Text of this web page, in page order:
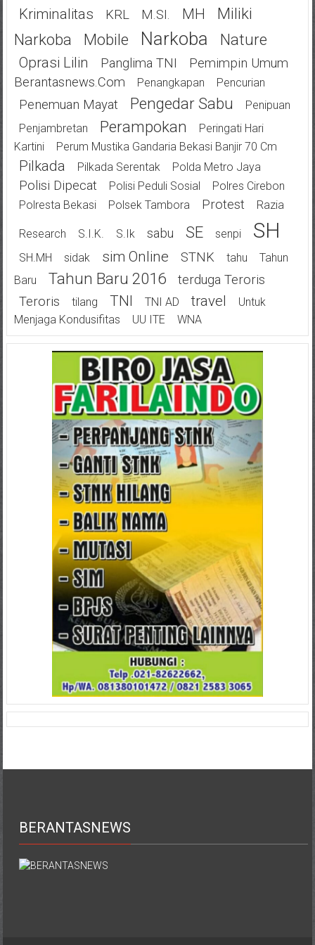
Kriminalitas KRL M.SI. MH
Miliki
Narkoba
Mobile Narkoba Nature
Oprasi Lilin Panglima TNI
Pemimpin Umum
Berantasnews.com
Penangkapan Pencurian
Penemuan Mayat Pengedar Sabu
Penipuan
Penjambretan
Perampokan
Peringati Hari
Kartini
Perum Mustika Gandaria Bekasi Banjir 70 Cm
Pilkada Pilkada Serentak Polda Metro Jaya
Polisi Dipecat Polisi Peduli Sosial
Polres Cirebon
Polresta Bekasi
Polsek Tambora Protest Razia
Research S.I.K. S.Ik Sabu SE Senpi SH
SH.MH Sidak Sim Online STNK Tahu
Tahun
Baru
Tahun Baru 2016
Terduga Teroris
Teroris
Tilang TNI TNI AD Travel
Untuk
Menjaga Kondusifitas
UU ITE WNA
BERANTASNEWS